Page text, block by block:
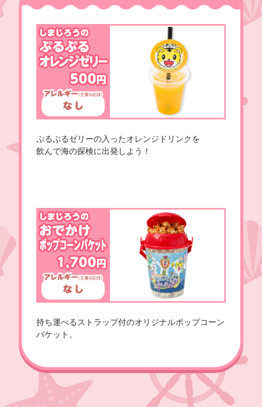
ぷるぷるゼリーの入ったオレンジドリンクを
飲んで海の探検に出発しよう！
持ち運べるストラップ付のオリジナルポップコーン
バケット。